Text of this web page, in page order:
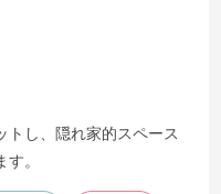
トし、隠れ家的スペース
。